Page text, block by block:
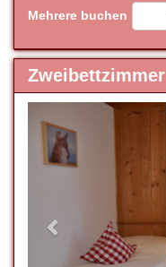
Mehrere buchen
ja
Zweibettzimmer
Previous